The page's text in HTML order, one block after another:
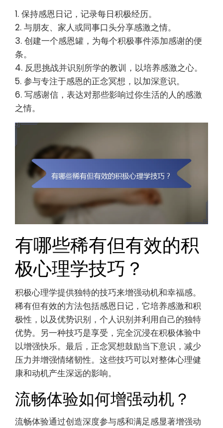
1. 保持感恩日记，记录每日积极经历。
2. 与朋友、家人或同事口头分享感激之情。
3. 创建一个感恩罐，为每个积极事件添加感谢的便
条。
4. 反思挑战并识别所学的教训，以培养感激之心。
5. 参与专注于感恩的正念冥想，以加深意识。
6. 写感谢信，表达对那些影响过你生活的人的感激
之情。
有哪些稀有但有效的积
极心理学技巧？
积极心理学提供独特的技巧来增强动机和幸福感。
稀有但有效的方法包括感恩日记，它培养感激和积
极性，以及优势识别，个人识别并利用自己的独特
优势。另一种技巧是享受，完全沉浸在积极体验中
以增强快乐。最后，正念冥想鼓励当下意识，减少
压力并增强情绪韧性。这些技巧可以对整体心理健
康和动机产生深远的影响。
流畅体验如何增强动机？
流畅体验通过创造深度参与感和满足感显著增强动